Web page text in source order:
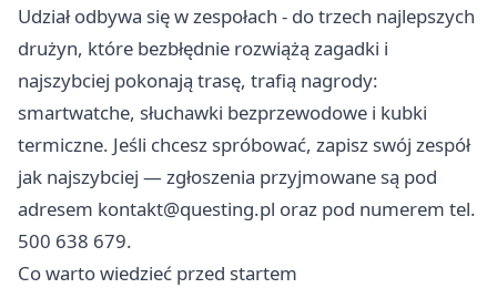
Udział odbywa się w zespołach - do trzech najlepszych
drużyn, które bezbłędnie rozwiążą zagadki i
najszybciej pokonają trasę, trafią nagrody:
smartwatche, słuchawki bezprzewodowe i kubki
termiczne. Jeśli chcesz spróbować, zapisz swój zespół
jak najszybciej — zgłoszenia przyjmowane są pod
adresem kontakt@questing.pl oraz pod numerem tel.
500 638 679.
Co warto wiedzieć przed startem